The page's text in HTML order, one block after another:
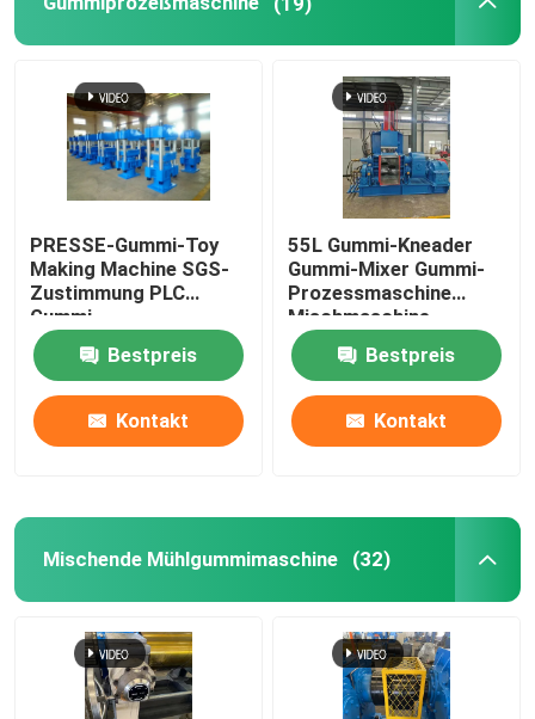
Gummikalender-Maschine
Zwei-Schrauben-Extruder
Kreisförmiges automatisches Kleinmaterial-
Automatisches Kleinmaterial-Wiegesystem
PRESSE-Gummi-Toy
Making Machine SGS-
Zustimmung PLC
Gummi-
Vulkanisierungs
Bestpreis
Kontakt
55L Gummi-Kneader
Gummi-Mixer Gummi-
Prozessmaschine
Mischmaschine
Bestpreis
Kontakt
Mischende Mühlgummimaschine (32)